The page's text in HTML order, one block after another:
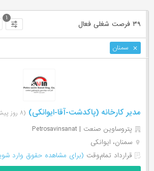
۳۹ فرصت ‌شغلی فعال
۱
سمنان
مدیر کارخانه (پاکدشت-آقا-ایوانکی) (۸ روز پیش)
پتروساوین صنعت | Petrosavinsanat
سمنان، ایوانکی
قرارداد تمام‌وقت (برای مشاهده حقوق وارد